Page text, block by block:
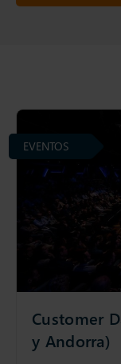
Customer
y Andorra)
EVENTOS